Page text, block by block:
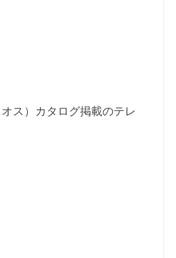
ス）カタログ掲載のテレ